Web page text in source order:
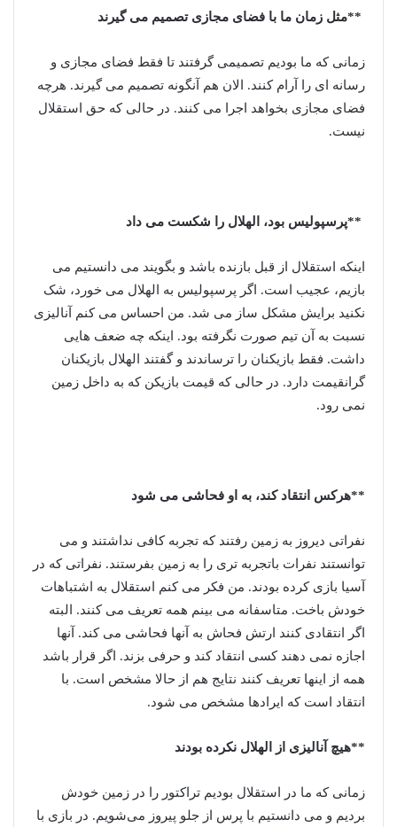
**مثل زمان ما با فضای مجازی تصمیم می گیرند
زمانی که ما بودیم تصمیمی گرفتند تا فقط فضای مجازی و
رسانه ای را آرام کنند. الان هم آنگونه تصمیم می گیرند. هرچه
فضای مجازی بخواهد اجرا می کنند. در حالی که حق استقلال
نیست.
**پرسپولیس بود، الهلال را شکست می داد
اینکه استقلال از قبل بازنده باشد و بگویند می دانستیم می
بازیم، عجیب است. اگر پرسپولیس به الهلال می خورد، شک
نکنید برایش مشکل ساز می شد. من احساس می کنم آنالیزی
نسبت به آن تیم صورت نگرفته بود. اینکه چه ضعف هایی
داشت. فقط بازیکنان را ترساندند و گفتند الهلال بازیکنان
گرانقیمت دارد. در حالی که قیمت بازیکن که به داخل زمین
نمی رود.
**هرکس انتقاد کند، به او فحاشی می شود
نفراتی دیروز به زمین رفتند که تجربه کافی نداشتند و می
توانستند نفرات باتجربه تری را به زمین بفرستند. نفراتی که در
آسیا بازی کرده بودند. من فکر می کنم استقلال به اشتباهات
خودش باخت. متاسفانه می بینم همه تعریف می کنند. البته
اگر انتقادی کنند ارتش فحاش به آنها فحاشی می کند. آنها
اجازه نمی دهند کسی انتقاد کند و حرفی بزند. اگر قرار باشد
همه از اینها تعریف کنند نتایج هم از حالا مشخص است. با
انتقاد است که ایرادها مشخص می شود.
**هیچ آنالیزی از الهلال نکرده بودند
زمانی که ما در استقلال بودیم تراکتور را در زمین خودش
بردیم و می دانستیم با پرس از جلو پیروز می‌شویم. در بازی با